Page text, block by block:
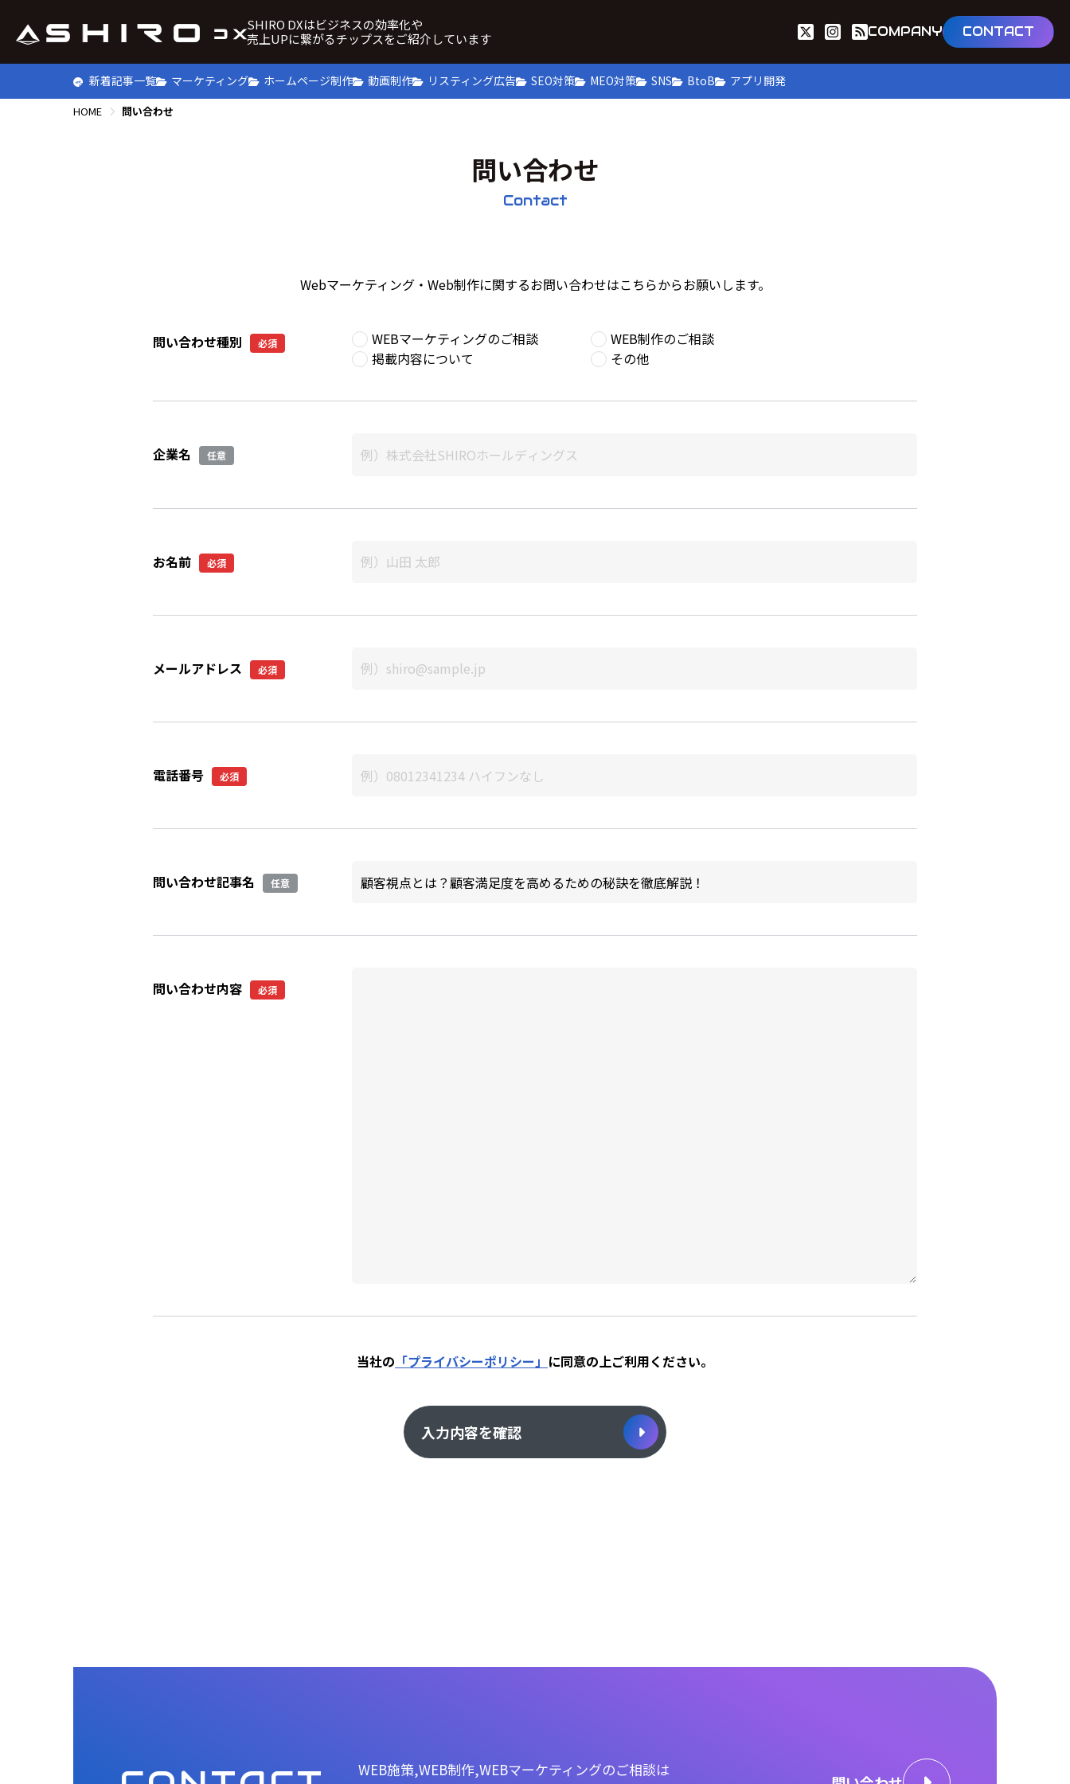
SHIRO DXはビジネスの効率化や
売上UPに繋がるチップスをご紹介しています
COMPANY CONTACT
新着記事一覧 マーケティング ホームページ制作 動画制作 リスティング広告 SEO対策 MEO対策 SNS BtoB アプリ開発
HOME 問い合わせ
問い合わせ
Contact
Webマーケティング・Web制作に関するお問い合わせはこちらからお願いします。
問い合わせ種別 必須 WEBマーケティングのご相談
WEB制作のご相談
掲載内容について
その他
企業名 任意
お名前 必須
メールアドレス 必須
電話番号 必須
問い合わせ記事名 任意
問い合わせ内容 必須
当社の 「プライバシーポリシー」 に同意の上ご利用ください。
入力内容を確認
WEB施策,WEB制作,WEBマーケティングのご相談は